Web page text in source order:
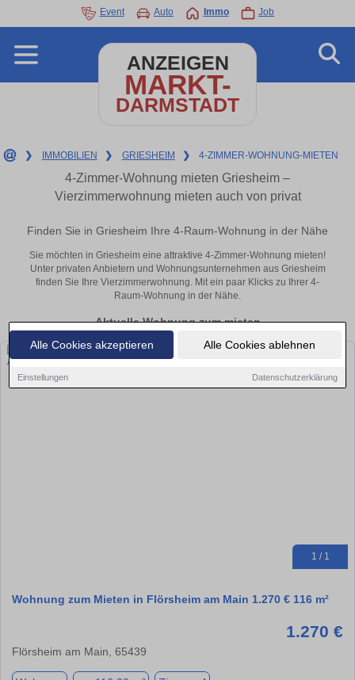
Alle Cookies akzeptieren Alle Cookies ablehnen
Einstellungen Datenschutzerklärung
Event Auto Immo Job
ANZEIGEN
MARKT-
DARMSTADT
❯ IMMOBILIEN ❯ GRIESHEIM ❯ 4-ZIMMER-WOHNUNG-MIETEN
4-Zimmer-Wohnung mieten Griesheim –
Vierzimmerwohnung mieten auch von privat
Finden Sie in Griesheim Ihre 4-Raum-Wohnung in der Nähe
Sie möchten in Griesheim eine attraktive 4-Zimmer-Wohnung mieten!
Unter privaten Anbietern und Wohnungsunternehmen aus Griesheim
finden Sie Ihre Vierzimmerwohnung. Mit ein paar Klicks zu Ihrer 4-
Raum-Wohnung in der Nähe.
Aktuelle Wohnung zum mieten
1 / 1
Wohnung zum Mieten in Flörsheim am Main 1.270 € 116 m²
1.270 €
Flörsheim am Main, 65439